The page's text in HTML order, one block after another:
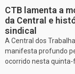
CTB lamenta a
da Central e
sindical
A Central dos
manifesta profundo
ocorrido nesta